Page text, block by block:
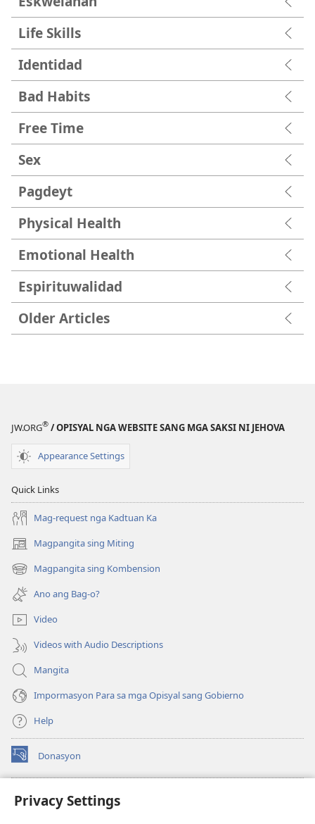
Privacy Settings
Life Skills
Identidad
Bad Habits
Free Time
Sex
Pagdeyt
Physical Health
Emotional Health
Espirituwalidad
Older Articles
JW.ORG® / OPISYAL NGA WEBSITE SANG MGA SAKSI NI JEHOVA
Appearance Settings
Quick Links
Mag-request nga Kadtuan Ka
Magpangita sing Miting
(opens
new
window)
Magpangita sing Kombension
(opens
new
window)
Ano ang Bag-o?
Video
Videos with Audio Descriptions
Mangita
Impormasyon Para sa mga Opisyal sang Gobierno
Help
Donasyon
(opens
new
Watchtower ONLINE LIBRARY™
(opens